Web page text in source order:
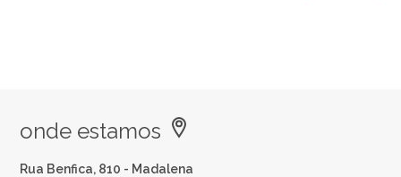
onde estamos
Rua Benfica, 810 - Madalena